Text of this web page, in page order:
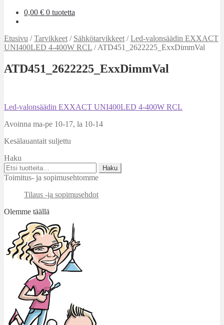
0,00 € 0 tuotetta
Etusivu /Tarvikkeet / Sähkötarvikkeet /Led-valonsäädin EXXACT
UNI400LED 4-400W RCL /ATD451_2622225_ExxDimmVal
ATD451_2622225_ExxDimmVal
Artikkelien
selaus
Edellinen
Led-valonsäädin EXXACT UNI400LED 4-400W RCL
Avoinna ma-pe 10-17, la 10-14
Kesälauantait suljettu
Haku
Etsi:
Haku
Toimitus- ja sopimusehtomme
Tilaus -ja sopimusehdot
Olemme täällä